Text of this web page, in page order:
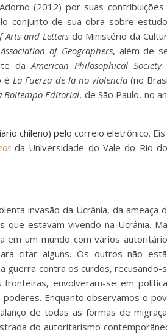
(2012) por suas contribuições
conjunto de sua obra sobre
Arts and Letters do Ministério da
of Geographers, além de
daAmerican Philosophical Society
éLa Fuerza de la no violencia(no
Boitempo Editorial, de São Paulo, no
chileno) pelo correio eletrônico. Eis
da Universidade do Vale do Rio
invasão da Ucrânia, da ameaça
estavam vivendo na Ucrânia.
em um mundo com vários
citar alguns. Os outros não
guerra contra os curdos, recusando-
envolveram-se em
Enquanto observamos o
de todas as formas de
do autoritarismo